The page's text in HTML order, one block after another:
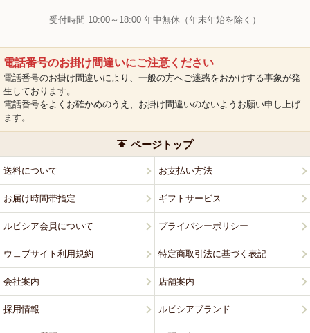
受付時間 10:00～18:00 年中無休（年末年始を除く）
電話番号のお掛け間違いにご注意ください
電話番号のお掛け間違いにより、一般の方へご迷惑をおかけする事象が発
生しております。
電話番号をよくお確かめのうえ、お掛け間違いのないようお願い申し上げ
ます。
ページトップ
送料について お支払い方法
お届け時間帯指定 ギフトサービス
ルピシア会員について プライバシーポリシー
ウェブサイト利用規約 特定商取引法に基づく表記
会社案内 店舗案内
採用情報 ルピシアブランド